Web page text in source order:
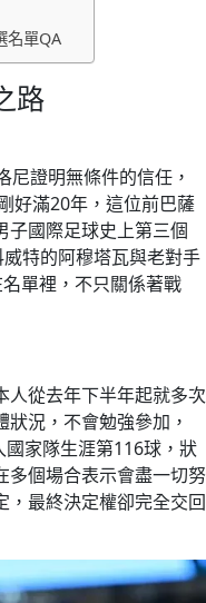
名單QA
路
證明無條件的信任，
好滿20年，這位前巴薩
子國際足球史上第三個
特的阿穆塔瓦與老對手
單裡，不只關係著戰
人從去年下半年起就多次
況，不會勉強參加，
家隊生涯第116球，狀
多個場合表示會盡一切努
，最終決定權卻完全交回